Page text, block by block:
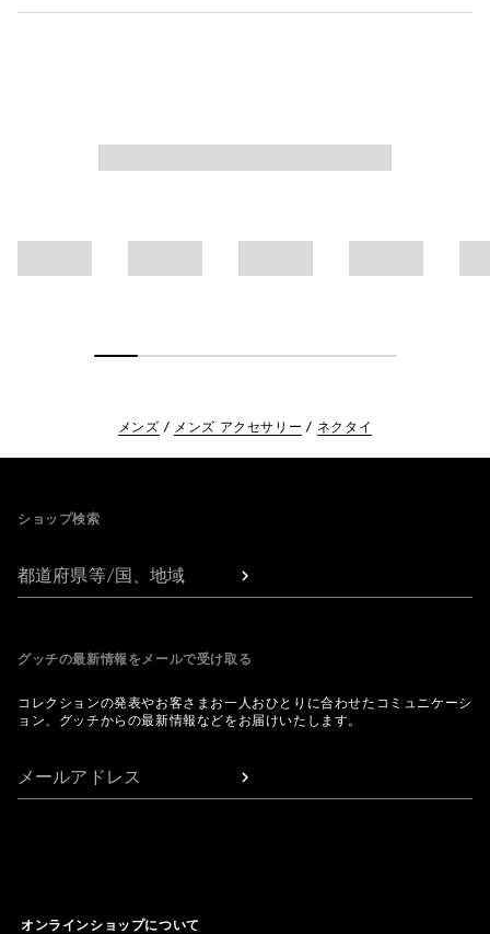
メンズ メンズ アクセサリー ネクタイ
ショップ検索
都道府県等/国、地域
グッチの最新情報をメールで受け取る
コレクションの発表やお客さまお一人おひとりに合わせたコミュニケーシ
ョン、グッチからの最新情報などをお届けいたします。
メールアドレス
オンラインショップについて